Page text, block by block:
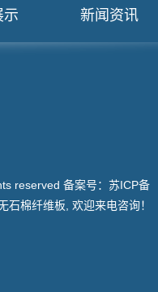
示 新闻资讯
reserved 备案号： 苏ICP备
石棉纤维板 , 欢迎来电咨询！